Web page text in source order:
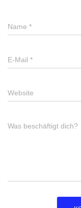
Name *
E-Mail *
Website
Was beschäftigt dich?